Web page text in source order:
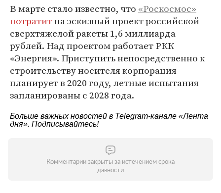
В марте стало известно, что «Роскосмос»
потратитна эскизный проект российской
сверхтяжелой ракеты 1,6 миллиарда
рублей. Над проектом работает РКК
«Энергия». Приступить непосредственно к
строительству носителя корпорация
планирует в 2020 году, летные испытания
запланированы с 2028 года.
Больше важных новостей в Telegram-канале «Лента
дня». Подписывайтесь!
Комментарии закрыты за истечением срока
давности